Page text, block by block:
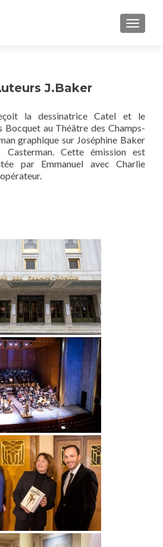
J.Baker
la dessinatrice Catel et le
Bocquet au Théâtre des Champs-
graphique sur Joséphine Baker
Casterman. Cette émission est
par Emmanuel avec Charlie